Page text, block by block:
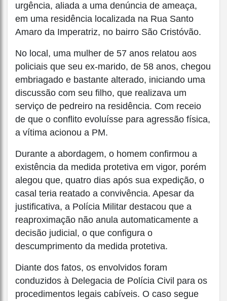
urgência, aliada a uma denúncia de ameaça,
em uma residência localizada na Rua Santo
Amaro da Imperatriz, no bairro São Cristóvão.
No local, uma mulher de 57 anos relatou aos
policiais que seu ex-marido, de 58 anos, chegou
embriagado e bastante alterado, iniciando uma
discussão com seu filho, que realizava um
serviço de pedreiro na residência. Com receio
de que o conflito evoluísse para agressão física,
a vítima acionou a PM.
Durante a abordagem, o homem confirmou a
existência da medida protetiva em vigor, porém
alegou que, quatro dias após sua expedição, o
casal teria reatado a convivência. Apesar da
justificativa, a Polícia Militar destacou que a
reaproximação não anula automaticamente a
decisão judicial, o que configura o
descumprimento da medida protetiva.
Diante dos fatos, os envolvidos foram
conduzidos à Delegacia de Polícia Civil para os
procedimentos legais cabíveis. O caso segue